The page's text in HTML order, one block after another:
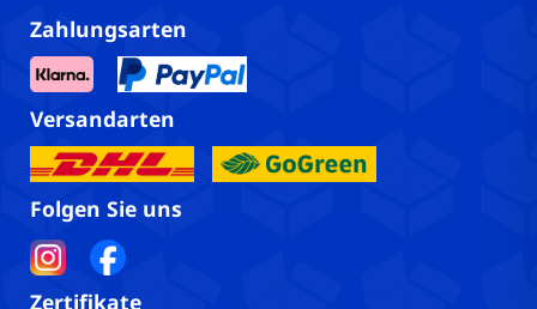
Zahlungsarten
Versandarten
Folgen Sie uns
Zertifikate